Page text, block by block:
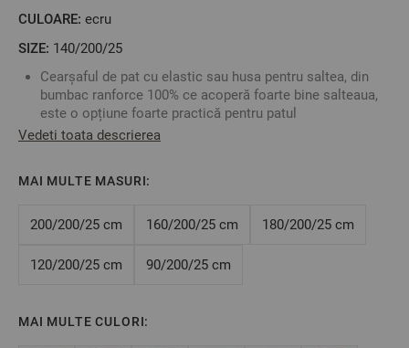
CULOARE: ecru
SIZE: 140/200/25
Cearșaful de pat cu elastic sau husa pentru saltea, din
bumbac ranforce 100% ce acoperă foarte bine salteaua,
este o opțiune foarte practică pentru patul
dumneavoastră.
dumneavoastră: Lățime/Lungime/Înălțime
de pat cu oricare față de pernă sau cearșaf de pilotă în
Fabricat în Bulgaria
Mărime: 140/200/25 cm – acest cearșaf este potrivit
Vedeti toata descrierea
MAI MULTE MASURI:
200/200/25 cm 160/200/25 cm 180/200/25 cm
120/200/25 cm 90/200/25 cm
MAI MULTE CULORI: